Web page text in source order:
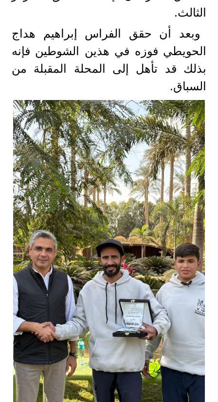
الثالث.
وبعد أن حقق الفراس إبراهيم هداج
الحويطي فوزه في هذين الشوطين فإنه
بذلك قد تأهل إلى المحلة المقبلة من
السباق.